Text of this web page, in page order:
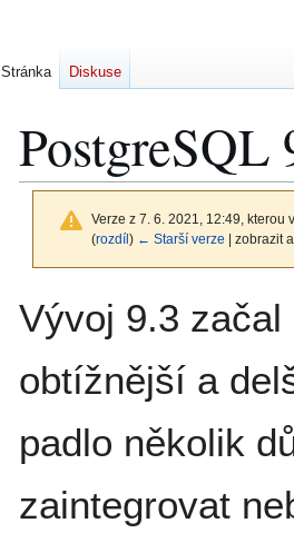
PostgreSQL
Verze z 7. 6. 2021, 12:49, kterou
(rozdíl ) ← Starší verze | zobrazit
na
na
Vývoj 9.3
obtížnější a
padlo několik
zaintegrovat
Stránka Diskuse